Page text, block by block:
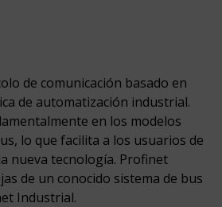
de comunicación basado en
de automatización industrial.
en los modelos
lo que facilita a los usuarios de
nueva tecnología. Profinet
de un conocido sistema de bus
Industrial.